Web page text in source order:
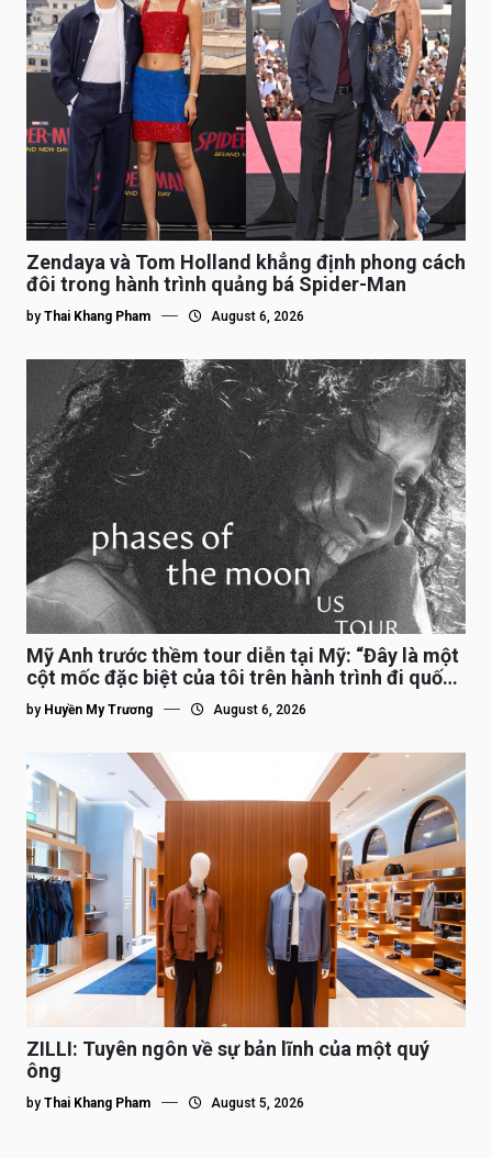
Zendaya và Tom Holland khẳng định phong cách
đôi trong hành trình quảng bá Spider-Man
by Thai Khang Pham August 6, 2026
Mỹ Anh trước thềm tour diễn tại Mỹ: “Đây là một
cột mốc đặc biệt của tôi trên hành trình đi quốc
tế”
by Huyền My Trương August 6, 2026
ZILLI: Tuyên ngôn về sự bản lĩnh của một quý
ông
by Thai Khang Pham August 5, 2026